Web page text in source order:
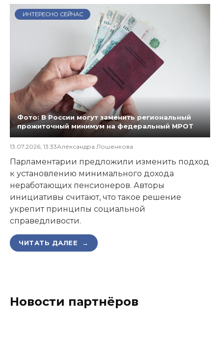
ИНТЕРЕСНО СЕЙЧАС
Фото: В России могут заменить региональный
прожиточный минимум на федеральный МРОТ
13.07.2026, 13:33Александра Лошенкова
Парламентарии предложили изменить подход
к установлению минимального дохода
неработающих пенсионеров. Авторы
инициативы считают, что такое решение
укрепит принципы социальной
справедливости.
ЧИТАТЬ ДАЛЕЕ →
Новости партнёров